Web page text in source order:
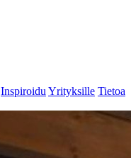
Inspiroidu Yrityksille Tietoa